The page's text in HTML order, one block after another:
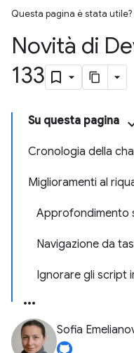
Questa pagina è stata utile?
Novità di
133
Su questa pagina
Cronologia della
Miglioramenti al
Approfondimento
Navigazione da
Ignorare gli script
Sofia